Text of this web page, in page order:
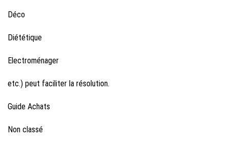
Déco
Diététique
Electroménager
etc.) peut faciliter la résolution.
Guide Achats
Non classé